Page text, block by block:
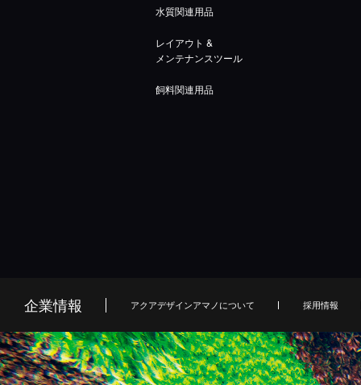
水質関連用品
レイアウト &
メンテナンスツール
飼料関連用品
企業情報 アクアデザインアマノについて 採用情報